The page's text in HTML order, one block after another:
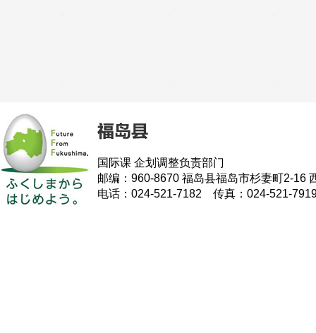
国际课 企划调整负责部门
邮编：960-8670 福岛县福岛市杉妻町2-16
电话：024-521-7182 传真：024-521-